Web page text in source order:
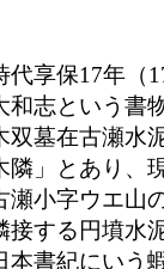
代享保17年（
和志という書
双墓在古瀬水
隣」とあり、
瀬小字ウエ山
接する円墳水
本書紀にいう